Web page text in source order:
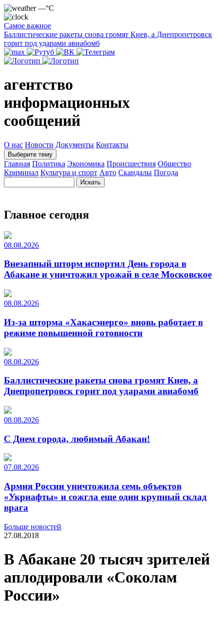
—°C
Самое важное
Баллистические ракеты снова громят Киев, а Днепропетровск
горит под ударами авиабомб
агентство
информационных
сообщений
О нас Новости Документы Контакты
Выберите тему
Главная Политика Экономика Происшествия Общество
Криминал Культура и спорт Авто Скандалы Погода
Главное сегодня
08.08.2026
Внезапный шторм испортил День города в
Абакане и уничтожил урожай в селе Московское
08.08.2026
Из-за шторма «Хакасэнерго» вновь работает в
режиме повышенной готовности
08.08.2026
Баллистические ракеты снова громят Киев, а
Днепропетровск горит под ударами авиабомб
08.08.2026
С Днем города, любимый Абакан!
07.08.2026
Армия России уничтожила семь объектов
«Укрнафты» и сожгла еще один крупный склад
врага
Больше новостей
27.08.2018
В Абакане 20 тысяч зрителей
аплодировали «Соколам
России»